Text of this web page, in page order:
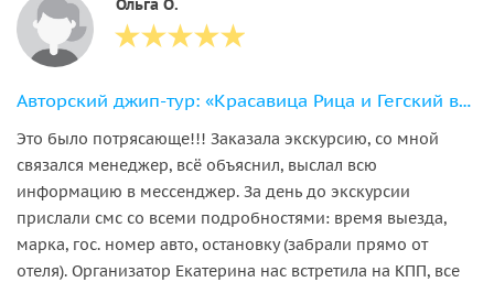
Ольга О.
Авторский джип-тур: «Красавица Рица и Гегский водопад»
Это было потрясающе!!! Заказала экскурсию, со мной
связался менеджер, всё объяснил, выслал всю
информацию в мессенджер. За день до экскурсии
прислали смс со всеми подробностями: время выезда,
марка, гос. номер авто, остановку (забрали прямо от
отеля). Организатор Екатерина нас встретила на КПП, все